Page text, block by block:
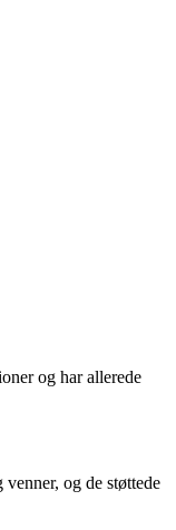
og har allerede
og de støttede